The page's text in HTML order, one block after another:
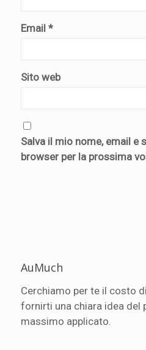
Email *
Sito web
Salva il mio nome, email e
browser per la prossima
AuMuch
Cerchiamo per te il costo
fornirti una chiara idea del
massimo applicato.